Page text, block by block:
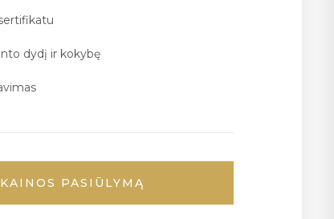
dydį ir kokybę
PASIŪLYMĄ